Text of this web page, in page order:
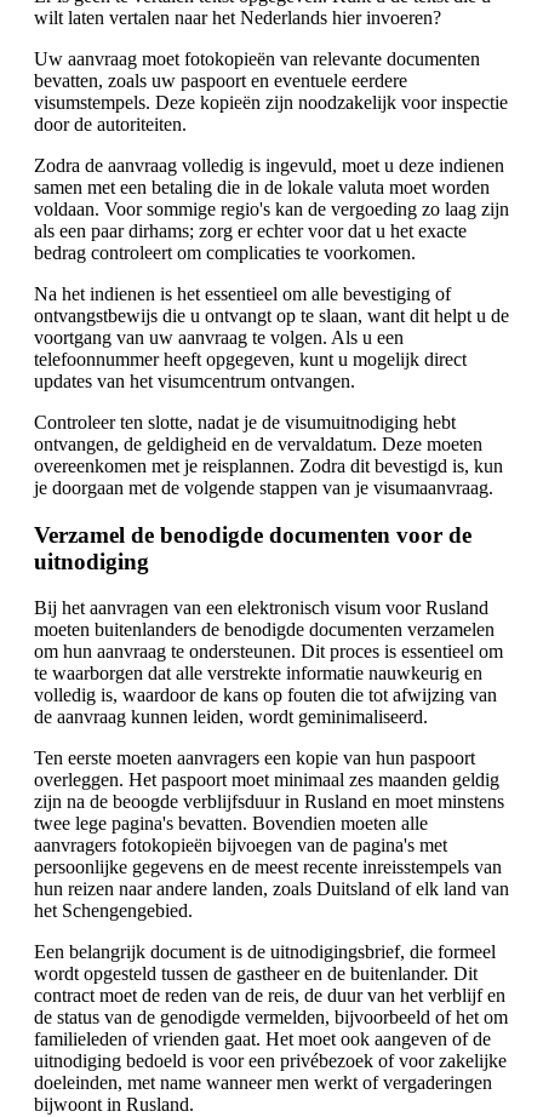
wilt laten vertalen naar het Nederlands hier invoeren?
Uw aanvraag moet fotokopieën van relevante documenten
bevatten, zoals uw paspoort en eventuele eerdere
visumstempels. Deze kopieën zijn noodzakelijk voor inspectie
door de autoriteiten.
Zodra de aanvraag volledig is ingevuld, moet u deze indienen
samen met een betaling die in de lokale valuta moet worden
voldaan. Voor sommige regio's kan de vergoeding zo laag zijn
als een paar dirhams; zorg er echter voor dat u het exacte
bedrag controleert om complicaties te voorkomen.
Na het indienen is het essentieel om alle bevestiging of
ontvangstbewijs die u ontvangt op te slaan, want dit helpt u de
voortgang van uw aanvraag te volgen. Als u een
telefoonnummer heeft opgegeven, kunt u mogelijk direct
updates van het visumcentrum ontvangen.
Controleer ten slotte, nadat je de visumuitnodiging hebt
ontvangen, de geldigheid en de vervaldatum. Deze moeten
overeenkomen met je reisplannen. Zodra dit bevestigd is, kun
je doorgaan met de volgende stappen van je visumaanvraag.
Verzamel de benodigde documenten voor de
uitnodiging
Bij het aanvragen van een elektronisch visum voor Rusland
moeten buitenlanders de benodigde documenten verzamelen
om hun aanvraag te ondersteunen. Dit proces is essentieel om
te waarborgen dat alle verstrekte informatie nauwkeurig en
volledig is, waardoor de kans op fouten die tot afwijzing van
de aanvraag kunnen leiden, wordt geminimaliseerd.
Ten eerste moeten aanvragers een kopie van hun paspoort
overleggen. Het paspoort moet minimaal zes maanden geldig
zijn na de beoogde verblijfsduur in Rusland en moet minstens
twee lege pagina's bevatten. Bovendien moeten alle
aanvragers fotokopieën bijvoegen van de pagina's met
persoonlijke gegevens en de meest recente inreisstempels van
hun reizen naar andere landen, zoals Duitsland of elk land van
het Schengengebied.
Een belangrijk document is de uitnodigingsbrief, die formeel
wordt opgesteld tussen de gastheer en de buitenlander. Dit
contract moet de reden van de reis, de duur van het verblijf en
de status van de genodigde vermelden, bijvoorbeeld of het om
familieleden of vrienden gaat. Het moet ook aangeven of de
uitnodiging bedoeld is voor een privébezoek of voor zakelijke
doeleinden, met name wanneer men werkt of vergaderingen
bijwoont in Rusland.